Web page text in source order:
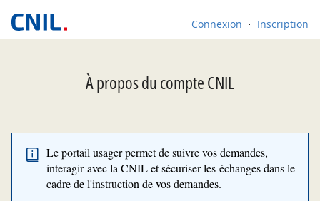
Connexion Inscription
À propos du compte CNIL
Le portail usager permet de suivre vos demandes,
interagir avec la CNIL et sécuriser les échanges dans le
cadre de l'instruction de vos demandes.